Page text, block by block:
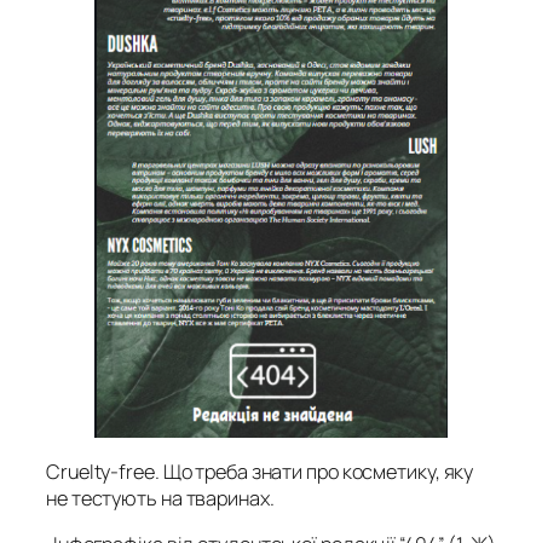
Cruelty-free. Що треба знати про косметику, яку
не тестують на тваринах.